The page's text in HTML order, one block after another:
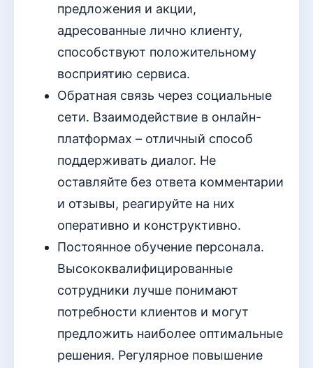
предложения и акции,
адресованные лично клиенту,
способствуют положительному
восприятию сервиса.
Обратная связь через социальные
сети. Взаимодействие в онлайн-
платформах – отличный способ
поддерживать диалог. Не
оставляйте без ответа комментарии
и отзывы, реагируйте на них
оперативно и конструктивно.
Постоянное обучение персонала.
Высококвалифицированные
сотрудники лучше понимают
потребности клиентов и могут
предложить наиболее оптимальные
решения. Регулярное повышение